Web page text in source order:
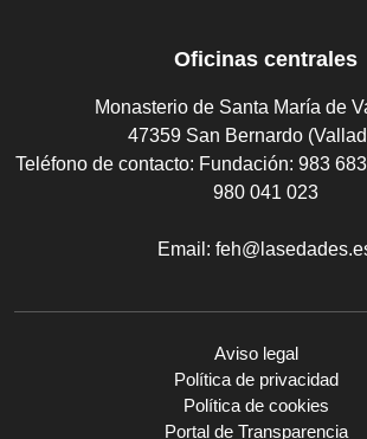
Oficinas centrales
Monasterio de Santa María de
47359 San Bernardo
Teléfono de contacto: Fundación: 983
980 041 023
Email:
Aviso legal
Política de privacidad
Política de cookies
Portal de Transparencia